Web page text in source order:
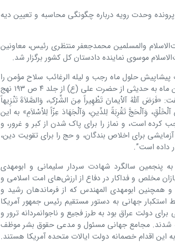
وحدت رویه درباره چگونگی محاسبه و تعیین دیه
والمسلمین محمدجعفر منتظری رئیس، معاونین
موسوی نماینده دادستان کل کشور برگزار شد.
حلول ماه رجب و لیله الرغائب سلاح مؤمن را
دعا دانست و ضمن آرزوی توفیق درک هرچه بیشتر این ماه به حدیثی از حضرت علی (ع) از جلد ۴ ص ۱۹۳ نهج
«فَرَضَ آللّهُ آلاْیمانَ تَطْهِیراً مِنَ الشِّرْکِ، وَالصَّلاَةَ تَنْزِیهاً
آلْخَلْقِ، وَآلْحَجَّ تَقْرِبَةً لِلدِّینِ، وَآلْجَهَادَ عِزّاً لِلاْسْلاَمِ» به این
کرده است، و نماز را براى پاک شدن از کبر و غرور، و
براى اخلاص بندگان، و حج را براى تقویت دین،
داده است”.
پنجمین سالگرد شهادت سردار سلیمانی و ابومهدی
مخلص و فداکار در دفاع از ارزش‌های امت اسلامی و
ابومهدی المهندس که از فرماندهان رشید و
جهانی به دستور مستقیم رئیس جمهور آمریکا
دولت عراق بود به طرز فجیع و ناجوانمردانه ترور و
شدند. مجامع جهانی مسئول و مدعی حقوق بشر موظف
اقدام خصمانه دولت ایالات متحده آمریکا هستند.